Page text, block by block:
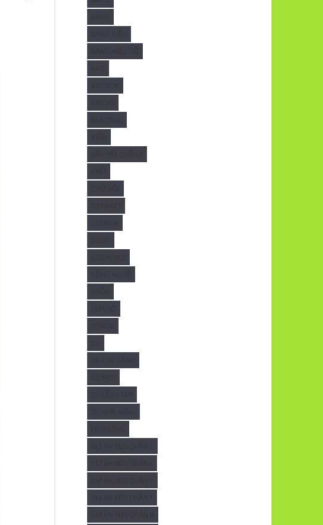
BẢNG HIỆU
BẢNG HIỆU GỖ
BÁO
BẠT HCM
BATCHE
BEAUTIFUL
BIỂN
CĂN HỘ QUẬN 2
CHỮ
CHỮ NỔI
COMPACT
COSMETICS
CÔNG NGHỆ
CUỐN
CỬA SỔ
DÙ ĐẸP
DÙ LỆCH TÂM
DÙ NHÀ HÀNG
DỰ ÁN BĐS QUẬN 2
DỰ ÁN BĐS QUẬN 4
DỰ ÁN BĐS QUẬN 5
DỰ ÁN BĐS QUẬN 7
DỰ ÁN BĐS QUẬN 8